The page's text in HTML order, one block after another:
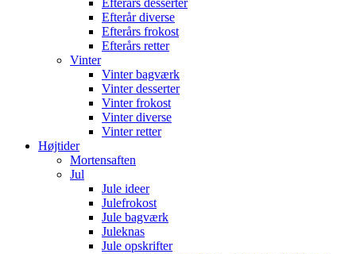
Efterårs desserter
Efterår diverse
Efterårs frokost
Efterårs retter
Vinter
Vinter bagværk
Vinter desserter
Vinter frokost
Vinter diverse
Vinter retter
Højtider
Mortensaften
Jul
Jule ideer
Julefrokost
Jule bagværk
Juleknas
Jule opskrifter